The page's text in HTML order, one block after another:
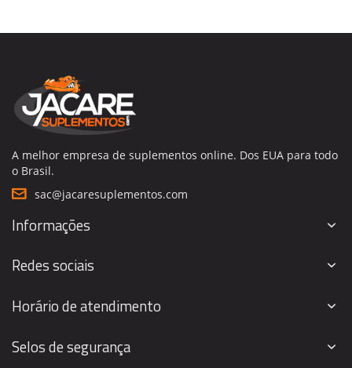
A melhor empresa de suplementos online. Dos EUA para todo
o Brasil.
sac@jacaresuplementos.com
Informações
Redes sociais
Horário de atendimento
Selos de segurança